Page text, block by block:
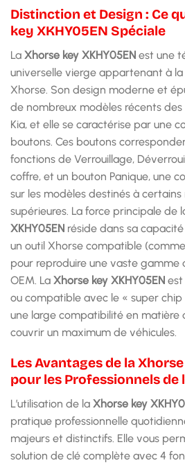
Distinction et Design : Ce
key XKHY05EN Spéciale
La Xhorse key XKHY05EN est une
universelle vierge appartenant à la
Xhorse. Son design moderne et
de nombreux modèles récents
Kia, et elle se caractérise par une
boutons. Ces boutons
fonctions de Verrouillage,
coffre, et un bouton Panique, une
sur les modèles destinés à
supérieures. La force principale de
XKHY05EN réside dans sa
un outil Xhorse compatible
pour reproduire une vaste gamme
OEM. La Xhorse key XKHY05EN
ou compatible avec le « super
une large compatibilité en matière
couvrir un maximum de véhicules.
Les Avantages de la
pour les Professionnels de
L’utilisation de la Xhorse key
pratique professionnelle
majeurs et distinctifs. Elle vous
solution de clé complète avec 4